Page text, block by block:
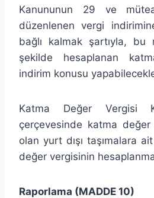
Kanununun 29 ve
düzenlenen vergi
bağlı kalmak şartıyla, bu
şekilde hesaplanan
indirim konusu
Katma Değer Vergisi
çerçevesinde katma
olan yurt dışı taşımalara
değer vergisinin
Raporlama (MADDE 10)